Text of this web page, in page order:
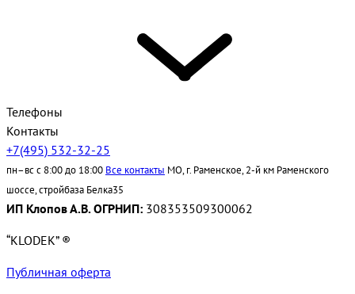
Телефоны
Контакты
+7(495) 532-32-25
пн–вс с 8:00 до 18:00 Все контакты МО, г. Раменское, 2-й км Раменского
шоссе, стройбаза Белка35
ИП Клопов А.В. ОГРНИП: 308353509300062
“KLODEK” ®
Публичная оферта